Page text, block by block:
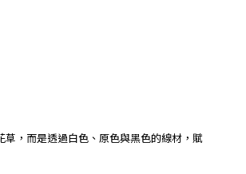
，而是透過白色、原色與黑色的線材，賦